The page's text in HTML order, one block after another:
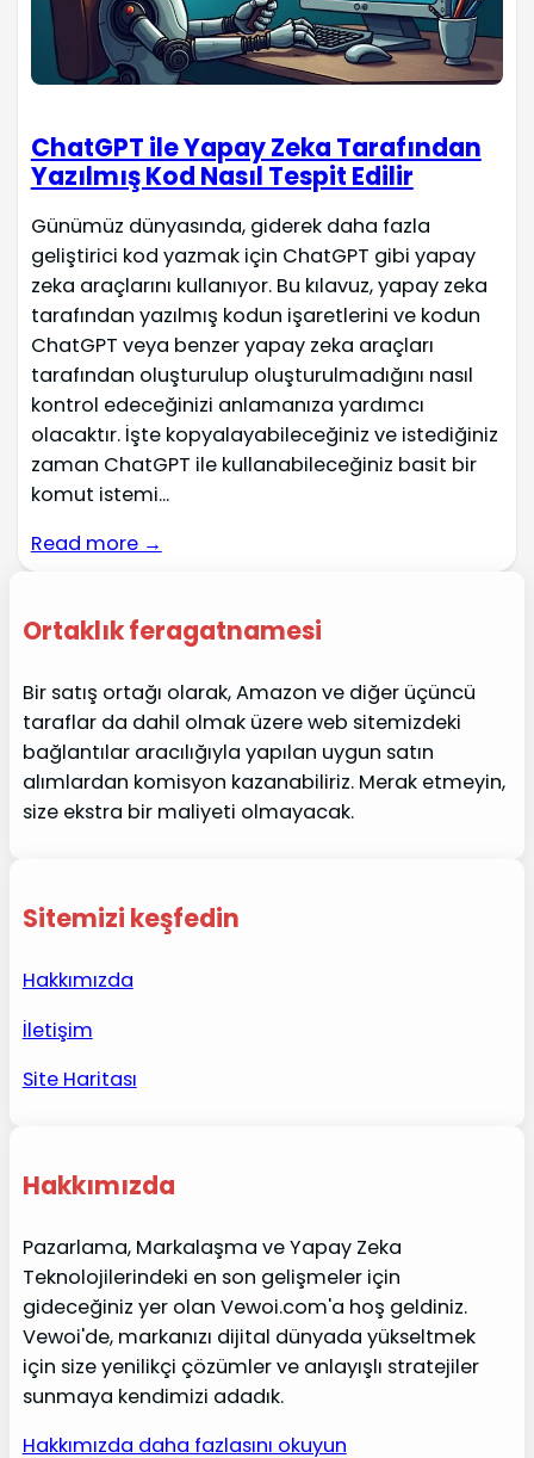
ChatGPT ile Yapay Zeka Tarafından
Yazılmış Kod Nasıl Tespit Edilir
Günümüz dünyasında, giderek daha fazla
geliştirici kod yazmak için ChatGPT gibi yapay
zeka araçlarını kullanıyor. Bu kılavuz, yapay zeka
tarafından yazılmış kodun işaretlerini ve kodun
ChatGPT veya benzer yapay zeka araçları
tarafından oluşturulup oluşturulmadığını nasıl
kontrol edeceğinizi anlamanıza yardımcı
olacaktır. İşte kopyalayabileceğiniz ve istediğiniz
zaman ChatGPT ile kullanabileceğiniz basit bir
komut istemi...
Read more →
Ortaklık feragatnamesi
Bir satış ortağı olarak, Amazon ve diğer üçüncü
taraflar da dahil olmak üzere web sitemizdeki
bağlantılar aracılığıyla yapılan uygun satın
alımlardan komisyon kazanabiliriz. Merak etmeyin,
size ekstra bir maliyeti olmayacak.
Sitemizi keşfedin
Hakkımızda
İletişim
Site Haritası
Hakkımızda
Pazarlama, Markalaşma ve Yapay Zeka
Teknolojilerindeki en son gelişmeler için
gideceğiniz yer olan Vewoi.com'a hoş geldiniz.
Vewoi'de, markanızı dijital dünyada yükseltmek
için size yenilikçi çözümler ve anlayışlı stratejiler
sunmaya kendimizi adadık.
Hakkımızda daha fazlasını okuyun